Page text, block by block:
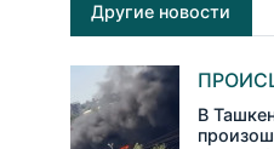
Другие новости
В